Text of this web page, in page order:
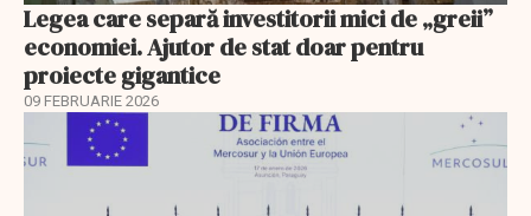
Legea care separă investitorii mici de „greii”
economiei. Ajutor de stat doar pentru
proiecte gigantice
09 FEBRUARIE 2026